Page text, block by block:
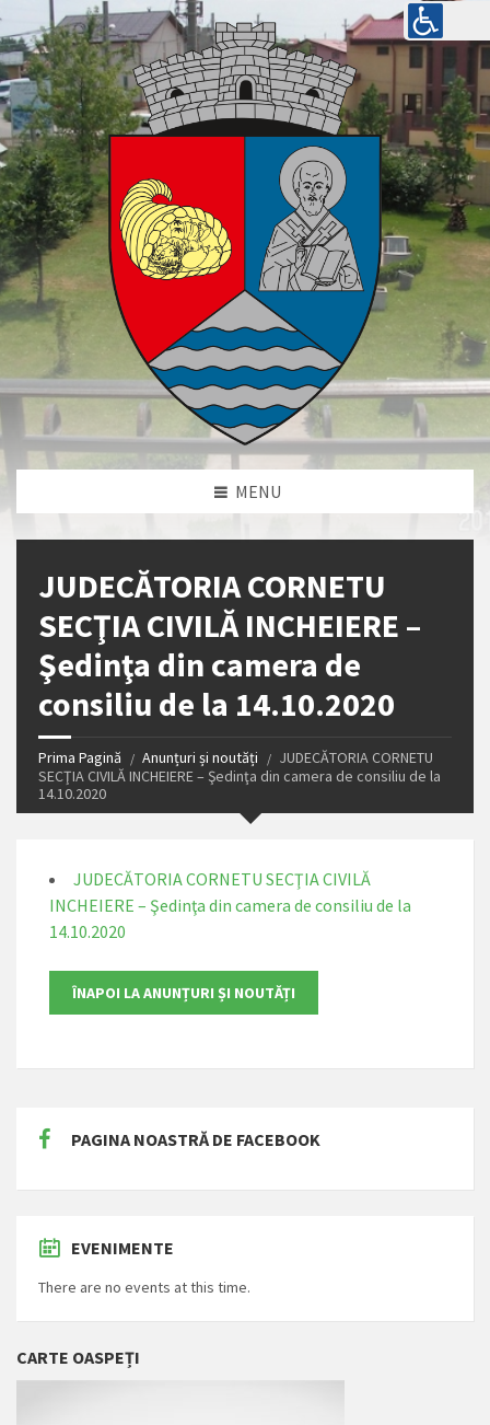
MENU
JUDECĂTORIA CORNETU
SECŢIA CIVILĂ INCHEIERE –
Şedinţa din camera de
consiliu de la 14.10.2020
Prima Pagină Anunțuri și noutăți
JUDECĂTORIA CORNETU
SECŢIA CIVILĂ INCHEIERE – Şedinţa din camera de consiliu de la
14.10.2020
JUDECĂTORIA CORNETU SECŢIA CIVILĂ
INCHEIERE – Şedinţa din camera de consiliu de la
14.10.2020
PAGINA NOASTRĂ DE FACEBOOK
EVENIMENTE
There are no events at this time.
CARTE OASPEȚI